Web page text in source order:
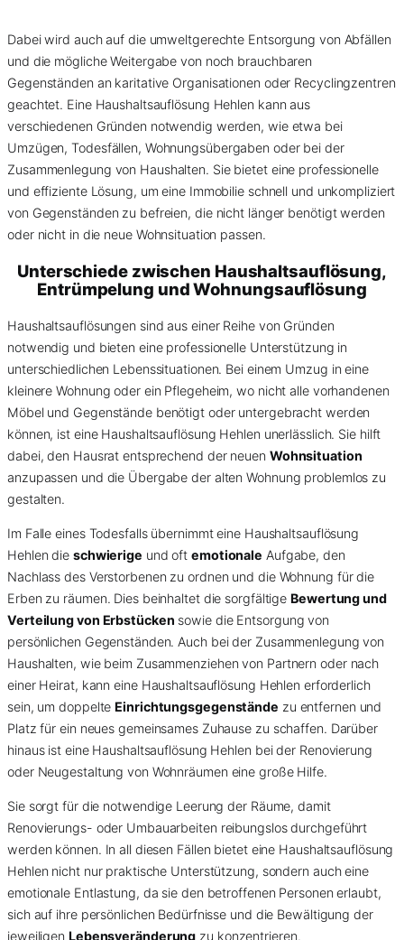
Dabei wird auch auf die umweltgerechte Entsorgung von Abfällen
und die mögliche Weitergabe von noch brauchbaren
Gegenständen an karitative Organisationen oder Recyclingzentren
geachtet. Eine Haushaltsauflösung Hehlen kann aus
verschiedenen Gründen notwendig werden, wie etwa bei
Umzügen, Todesfällen, Wohnungsübergaben oder bei der
Zusammenlegung von Haushalten. Sie bietet eine professionelle
und effiziente Lösung, um eine Immobilie schnell und unkompliziert
von Gegenständen zu befreien, die nicht länger benötigt werden
oder nicht in die neue Wohnsituation passen.
Unterschiede zwischen Haushaltsauflösung,
Entrümpelung und Wohnungsauflösung
Haushaltsauflösungen sind aus einer Reihe von Gründen
notwendig und bieten eine professionelle Unterstützung in
unterschiedlichen Lebenssituationen. Bei einem Umzug in eine
kleinere Wohnung oder ein Pflegeheim, wo nicht alle vorhandenen
Möbel und Gegenstände benötigt oder untergebracht werden
können, ist eine Haushaltsauflösung Hehlen unerlässlich. Sie hilft
dabei, den Hausrat entsprechend der neuen Wohnsituation
anzupassen und die Übergabe der alten Wohnung problemlos zu
gestalten.
Im Falle eines Todesfalls übernimmt eine Haushaltsauflösung
Hehlen die schwierige und oftemotionale Aufgabe, den
Nachlass des Verstorbenen zu ordnen und die Wohnung für die
Erben zu räumen. Dies beinhaltet die sorgfältigeBewertung und
Verteilung von Erbstücken sowie die Entsorgung von
persönlichen Gegenständen. Auch bei der Zusammenlegung von
Haushalten, wie beim Zusammenziehen von Partnern oder nach
einer Heirat, kann eine Haushaltsauflösung Hehlen erforderlich
sein, um doppelteEinrichtungsgegenstände zu entfernen und
Platz für ein neues gemeinsames Zuhause zu schaffen. Darüber
hinaus ist eine Haushaltsauflösung Hehlen bei der Renovierung
oder Neugestaltung von Wohnräumen eine große Hilfe.
Sie sorgt für die notwendige Leerung der Räume, damit
Renovierungs- oder Umbauarbeiten reibungslos durchgeführt
werden können. In all diesen Fällen bietet eine Haushaltsauflösung
Hehlen nicht nur praktische Unterstützung, sondern auch eine
emotionale Entlastung, da sie den betroffenen Personen erlaubt,
sich auf ihre persönlichen Bedürfnisse und die Bewältigung der
jeweiligen Lebensveränderung zu konzentrieren.